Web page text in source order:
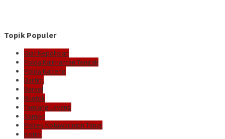
Topik Populer
Giat Kepolisian
Polda Kalimantan Tengah
Polda Kalteng
Bartim
Barsel
Buntok
Tamiang Layang
Sampit
Polres Kotawaringin Timur
Kotim